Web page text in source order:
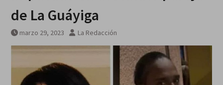
de La Guáyiga
marzo 29, 2023 La Redacción